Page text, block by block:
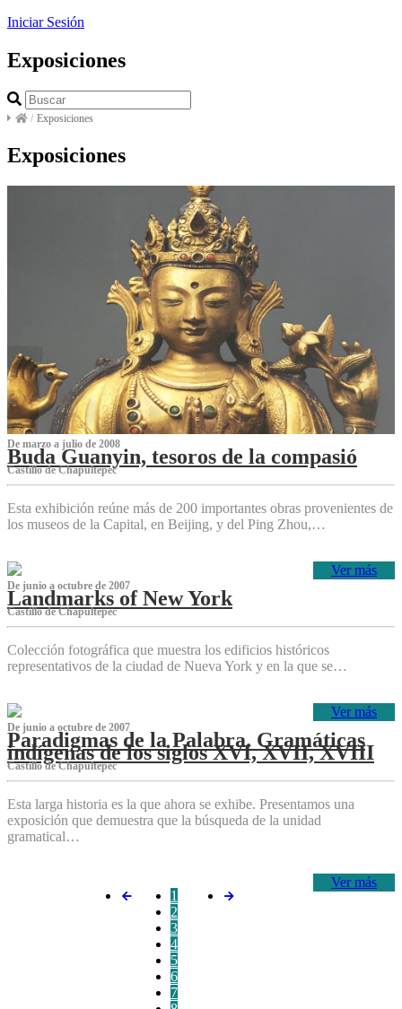
Iniciar Sesión
Exposiciones
/ Exposiciones
Exposiciones
De marzo a julio de 2008
Buda Guanyin, tesoros de la compasió
Castillo de Chapultepec
Esta exhibición reúne más de 200 importantes obras provenientes de
los museos de la Capital, en Beijing, y del Ping Zhou,…
Ver más
De junio a octubre de 2007
Landmarks of New York
Castillo de Chapultepec
Colección fotográfica que muestra los edificios históricos
representativos de la ciudad de Nueva York y en la que se…
Ver más
De junio a octubre de 2007
Paradigmas de la Palabra. Gramáticas
indígenas de los siglos XVI, XVII, XVIII
Castillo de Chapultepec
Esta larga historia es la que ahora se exhibe. Presentamos una
exposición que demuestra que la búsqueda de la unidad
gramatical…
Ver más
1
2
3
4
5
6
7